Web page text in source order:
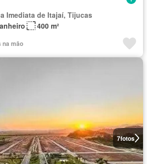
Imediata de Itajaí, Tijucas
400 m²
na mão
7fotos